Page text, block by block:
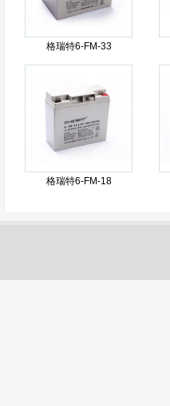
格瑞特6-FM-33
格瑞特6-FM-18